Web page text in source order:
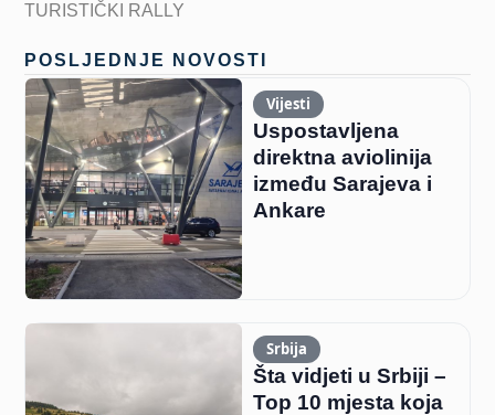
TURISTIČKI RALLY
POSLJEDNJE NOVOSTI
Vijesti
Uspostavljena
direktna aviolinija
između Sarajeva i
Ankare
Srbija
Šta vidjeti u Srbiji –
Top 10 mjesta koja